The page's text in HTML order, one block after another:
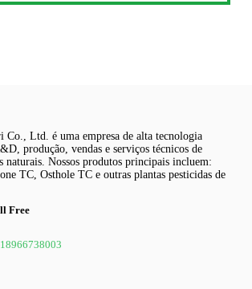
Co., Ltd. é uma empresa de alta tecnologia
produção, vendas e serviços técnicos de
naturais. Nossos produtos principais incluem:
TC, Osthole TC e outras plantas pesticidas de
Free